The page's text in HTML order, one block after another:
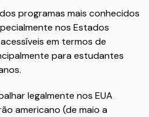
programas mais conhecidos
nos Estados
em termos de
para estudantes
legalmente nos EUA
americano (de maio a